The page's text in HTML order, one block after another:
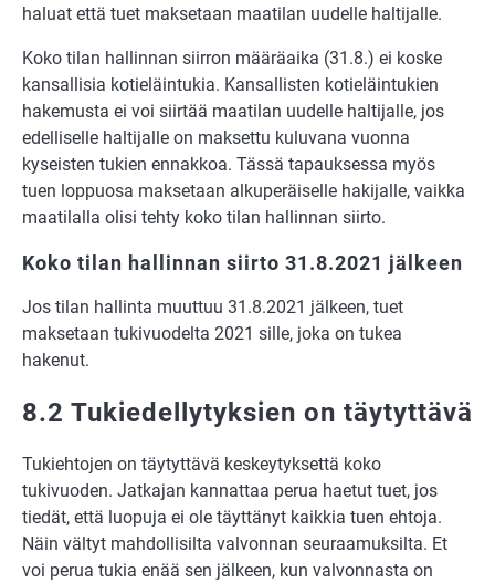
haluat että tuet maksetaan maatilan uudelle haltijalle.
Koko tilan hallinnan siirron määräaika (31.8.) ei koske
kansallisia kotieläintukia. Kansallisten kotieläintukien
hakemusta ei voi siirtää maatilan uudelle haltijalle, jos
edelliselle haltijalle on maksettu kuluvana vuonna
kyseisten tukien ennakkoa. Tässä tapauksessa myös
tuen loppuosa maksetaan alkuperäiselle hakijalle, vaikka
maatilalla olisi tehty koko tilan hallinnan siirto.
Koko tilan hallinnan siirto 31.8.2021 jälkeen
Jos tilan hallinta muuttuu 31.8.2021 jälkeen, tuet
maksetaan tukivuodelta 2021 sille, joka on tukea
hakenut.
8.2 Tukiedellytyksien on täytyttävä
Tukiehtojen on täytyttävä keskeytyksettä koko
tukivuoden. Jatkajan kannattaa perua haetut tuet, jos
tiedät, että luopuja ei ole täyttänyt kaikkia tuen ehtoja.
Näin vältyt mahdollisilta valvonnan seuraamuksilta. Et
voi perua tukia enää sen jälkeen, kun valvonnasta on